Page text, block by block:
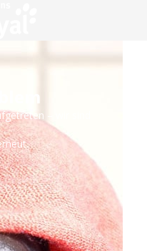
– wir sind